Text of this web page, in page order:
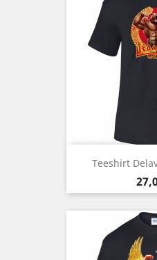
Teeshirt
Prix